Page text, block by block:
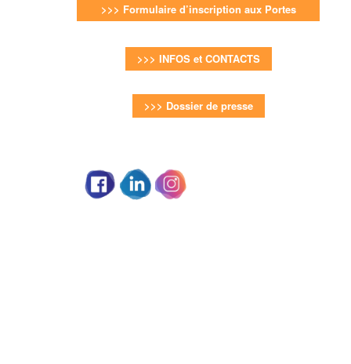
>>> Formulaire d’inscription aux Portes
>>> INFOS et CONTACTS
>>> Dossier de presse